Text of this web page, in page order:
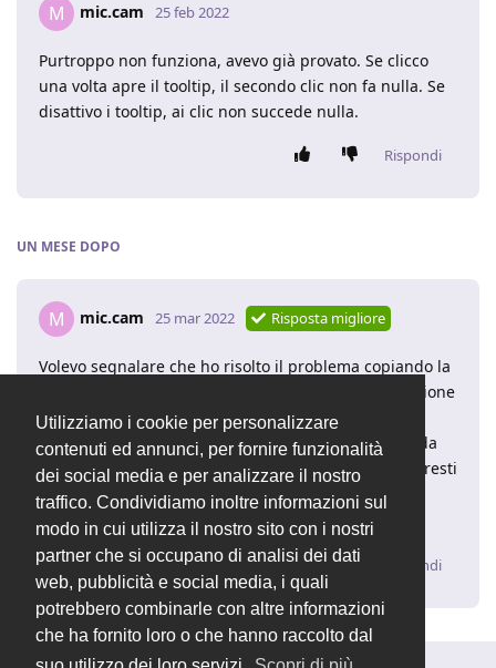
Utilizziamo i cookie per personalizzare
contenuti ed annunci, per fornire funzionalità
dei social media e per analizzare il nostro
traffico. Condividiamo inoltre informazioni sul
modo in cui utilizza il nostro sito con i nostri
partner che si occupano di analisi dei dati
web, pubblicità e social media, i quali
potrebbero combinarle con altre informazioni
che ha fornito loro o che hanno raccolto dal
M mic.cam 25 feb 2022
Purtroppo non funziona, avevo già provato. Se clicco
una volta apre il tooltip, il secondo clic non fa nulla. Se
disattivo i tooltip, ai clic non succede nulla.
Rispondi
UN MESE DOPO
M mic.cam 25 mar 2022 Risposta migliore
Volevo segnalare che ho risolto il problema copiando la
cartella "moduli\dashboard" da una nuova installazione
e sovrascrivendo quella presente nella mia
installazione. La funzionalità di apertura di attività da
dashboard è tornata correttamente. @dasc3er
potresti
cortesemente segnare come chiusa e risolta la
discussione? Grazie.
Rispondi